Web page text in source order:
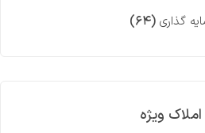
گذاری (۶۴)
ویژه